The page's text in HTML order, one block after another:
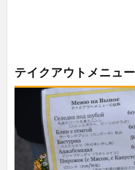
テイクアウトメニュー